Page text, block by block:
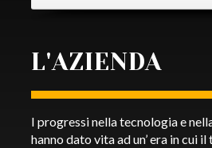
L'AZIENDA
I progressi nella tecnologia e
hanno dato vita ad un’ era in cui